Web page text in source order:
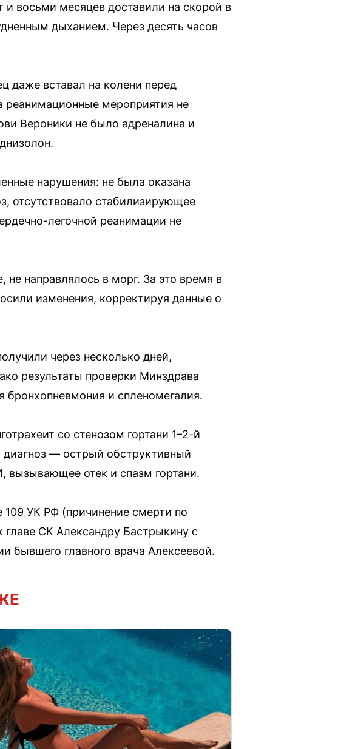
и восьми месяцев доставили на скорой в
дыханием. Через десять часов
даже вставал на колени перед
мероприятия не
Вероники не было адреналина и
нарушения: не была оказана
отсутствовало стабилизирующее
легочной реанимации не
не направлялось в морг. За это время в
изменения, корректируя данные о
через несколько дней,
результаты проверки Минздрава
бронхопневмония и спленомегалия.
со стенозом гортани 1–2-й
диагноз — острый обструктивный
вызывающее отек и спазм гортани.
109 УК РФ (причинение смерти по
СК Александру Бастрыкину с
бывшего главного врача Алексеевой.